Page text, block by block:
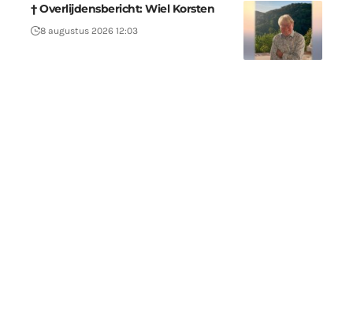
† Overlijdensbericht: Wiel Korsten
8 augustus 2026 12:03